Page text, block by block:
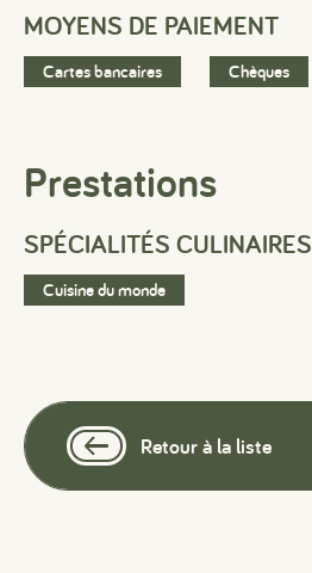
MOYENS DE PAIEMENT
Cartes bancaires Chèques
Prestations
SPÉCIALITÉS CULINAIRES
Cuisine du monde
Retour à la liste